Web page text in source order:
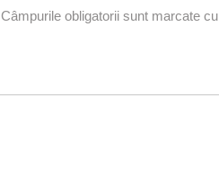
Câmpurile obligatorii sunt marcate cu